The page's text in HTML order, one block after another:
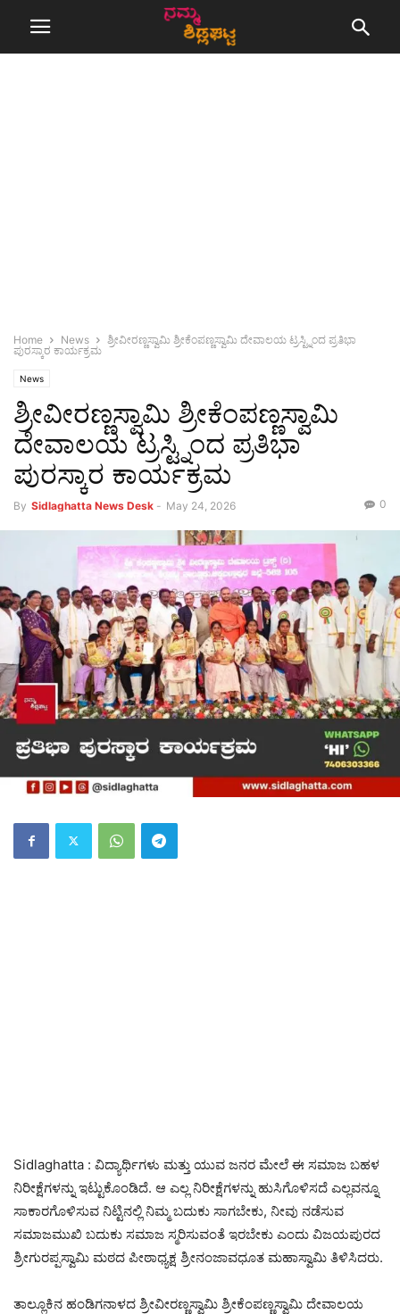
Home News
ಶ್ರೀವೀರಣ್ಣಸ್ವಾಮಿ ಶ್ರೀಕೆಂಪಣ್ಣಸ್ವಾಮಿ ದೇವಾಲಯ ಟ್ರಸ್ಟ್ನಿಂದ ಪ್ರತಿಭಾ
ಪುರಸ್ಕಾರ ಕಾರ್ಯಕ್ರಮ
News
ಶ್ರೀವೀರಣ್ಣಸ್ವಾಮಿ ಶ್ರೀಕೆಂಪಣ್ಣಸ್ವಾಮಿ
ದೇವಾಲಯ ಟ್ರಸ್ಟ್ನಿಂದ ಪ್ರತಿಭಾ
ಪುರಸ್ಕಾರ ಕಾರ್ಯಕ್ರಮ
By Sidlaghatta News Desk - May 24, 2026 0
Sidlaghatta : ವಿದ್ಯಾರ್ಥಿಗಳು ಮತ್ತು ಯುವ ಜನರ ಮೇಲೆ ಈ ಸಮಾಜ ಬಹಳ
ನಿರೀಕ್ಷೆಗಳನ್ನು ಇಟ್ಟುಕೊಂಡಿದೆ. ಆ ಎಲ್ಲ ನಿರೀಕ್ಷೆಗಳನ್ನು ಹುಸಿಗೊಳಿಸದೆ ಎಲ್ಲವನ್ನೂ
ಸಾಕಾರಗೊಳಿಸುವ ನಿಟ್ಟಿನಲ್ಲಿ ನಿಮ್ಮ ಬದುಕು ಸಾಗಬೇಕು, ನೀವು ನಡೆಸುವ
ಸಮಾಜಮುಖಿ ಬದುಕು ಸಮಾಜ ಸ್ಮರಿಸುವಂತೆ ಇರಬೇಕು ಎಂದು ವಿಜಯಪುರದ
ಶ್ರೀಗುರಪ್ಪಸ್ವಾಮಿ ಮಠದ ಪೀಠಾಧ್ಯಕ್ಷ ಶ್ರೀನಂಜಾವಧೂತ ಮಹಾಸ್ವಾಮಿ ತಿಳಿಸಿದರು.
ತಾಲ್ಲೂಕಿನ ಹಂಡಿಗನಾಳದ ಶ್ರೀವೀರಣ್ಣಸ್ವಾಮಿ ಶ್ರೀಕೆಂಪಣ್ಣಸ್ವಾಮಿ ದೇವಾಲಯ